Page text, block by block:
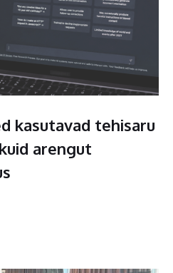
kasutavad tehisaru
arengut